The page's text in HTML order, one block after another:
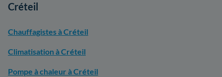
Créteil
Chauffagistes à Créteil
Climatisation à Créteil
Pompe à chaleur à Créteil